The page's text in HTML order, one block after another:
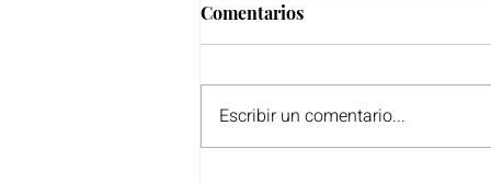
Comentarios
Escribir un comentario...